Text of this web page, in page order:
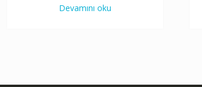
Devamını oku